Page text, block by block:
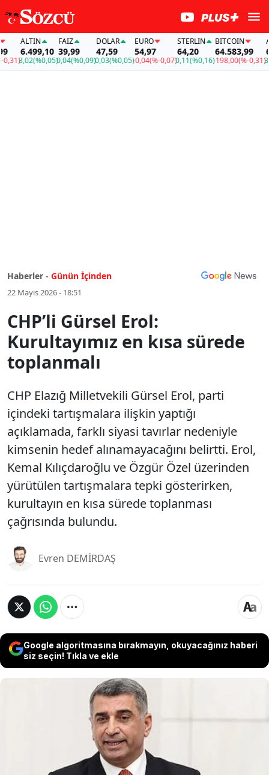
ALTIN
6.499,10
3,02(%0,05)
FAİZ
39,99
0,04(%0,09)
DOLAR
47,59
0,03(%0,05)
EURO
54,97
-0,04(%-0,07)
STERLIN
64,20
0,11(%0,16)
BITCOIN
64.583,99
-198,00(%-0,31)
Haberler - Günün İçinden
22 Mayıs 2026 - 18:51
CHP’li Gürsel Erol:
Kurultayımız en kısa sürede
toplanmalı
CHP Elazığ Milletvekili Gürsel Erol, parti
içindeki tartışmalara ilişkin yaptığı
açıklamada, farklı siyasi tavırlar nedeniyle
kimsenin hedef alınamayacağını belirtti. Erol,
Kemal Kılıçdaroğlu ve Özgür Özel üzerinden
yürütülen tartışmalara tepki gösterirken,
kurultayın en kısa sürede toplanması
çağrısında bulundu.
Evren DEMİRDAŞ
Google algoritmasına bırakmayın, okuyacağınız haberi
siz seçin! Tıkla ve ekle
CHP Elazığ Milletvekili Gürsel Erol, parti içindeki
tartışmalara ilişkin yaptığı açıklamada, farklı
siyasi tavırlar nedeniyle kimsenin hedef
alınamayacağını belirtti. Erol, Kemal Kılıçdaroğlu
ve Özgür Özel üzerinden yürütülen tartışmalara